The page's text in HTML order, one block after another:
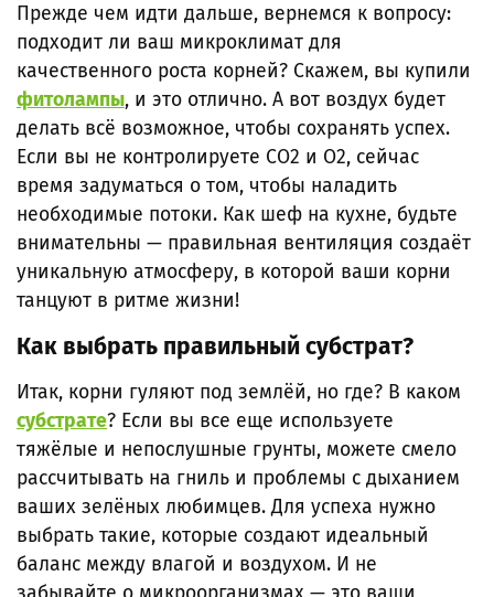
Прежде чем идти дальше, вернемся к вопросу:
подходит ли ваш микроклимат для
качественного роста корней? Скажем, вы купили
фитолампы, и это отлично. А вот воздух будет
делать всё возможное, чтобы сохранять успех.
Если вы не контролируете CO2 и O2, сейчас
время задуматься о том, чтобы наладить
необходимые потоки. Как шеф на кухне, будьте
внимательны — правильная вентиляция создаёт
уникальную атмосферу, в которой ваши корни
танцуют в ритме жизни!
Как выбрать правильный субстрат?
Итак, корни гуляют под землёй, но где? В каком
субстрате? Если вы все еще используете
тяжёлые и непослушные грунты, можете смело
рассчитывать на гниль и проблемы с дыханием
ваших зелёных любимцев. Для успеха нужно
выбрать такие, которые создают идеальный
баланс между влагой и воздухом. И не